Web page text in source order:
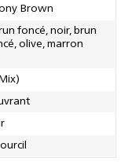
Brown
foncé, noir, brun
olive, marron